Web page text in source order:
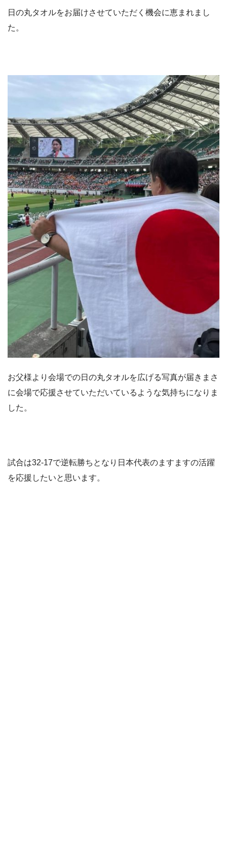
日の丸タオルをお届けさせていただく機会に恵まれまし
た。
お父様より会場での日の丸タオルを広げる写真が届きまさ
に会場で応援させていただいているような気持ちになりま
した。
試合は32-17で逆転勝ちとなり日本代表のますますの活躍
を応援したいと思います。